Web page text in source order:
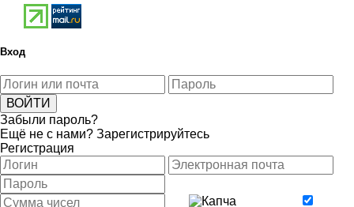
Вход
Забыли пароль?
Ещё не с нами? Зарегистрируйтесь
Регистрация